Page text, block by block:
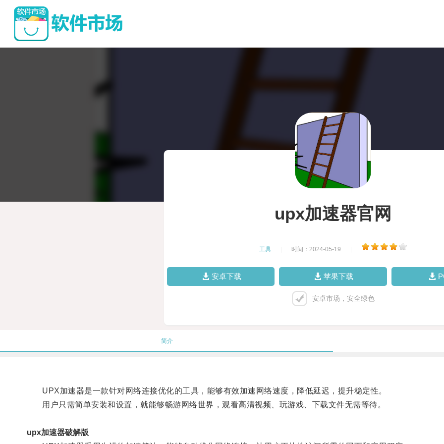
upx加速器官网
工具 时间：2024-05-19
安卓下载 苹果下载
安卓市场，安全绿色
简介
UPX加速器是一款针对网络连接优化的工具，能够有效加速网络速度，降低延迟，提升稳定性。
用户只需简单安装和设置，就能够畅游网络世界，观看高清视频、玩游戏、下载文件无需等待。
upx加速器破解版